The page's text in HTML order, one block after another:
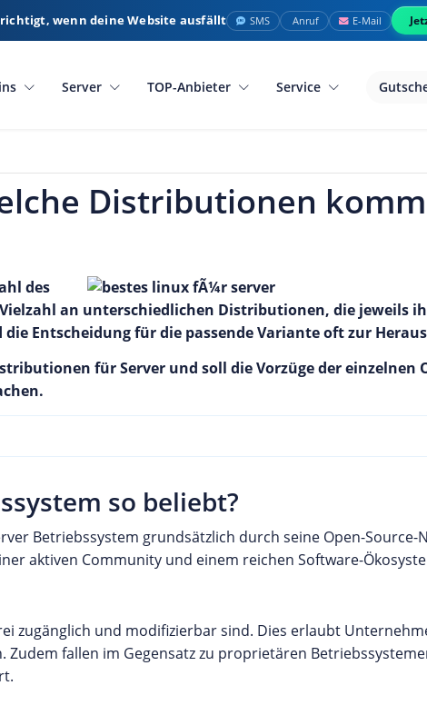
wenn deine Website ausfällt SMS Anruf E-Mail
Server TOP-Anbieter Service
Distributionen
des
an unterschiedlichen Distributionen, die jeweils
Entscheidung für die passende Variante oft zur
für Server und soll die Vorzüge der einzelnen
so beliebt?
Betriebssystem grundsätzlich durch seine Open-Source-
aktiven Community und einem reichen Software-
zugänglich und modifizierbar sind. Dies erlaubt
fallen im Gegensatz zu proprietären